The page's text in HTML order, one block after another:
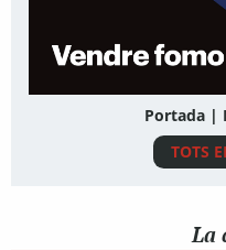
Portada |
TOTS
La